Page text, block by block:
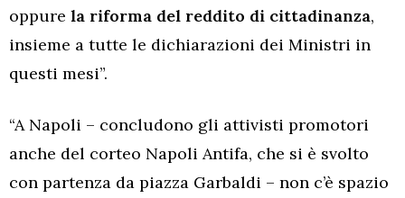
oppure la riforma del reddito di cittadinanza,
insieme a tutte le dichiarazioni dei Ministri in
questi mesi”.
“A Napoli – concludono gli attivisti promotori
anche del corteo Napoli Antifa, che si è svolto
con partenza da piazza Garbaldi – non c’è spazio